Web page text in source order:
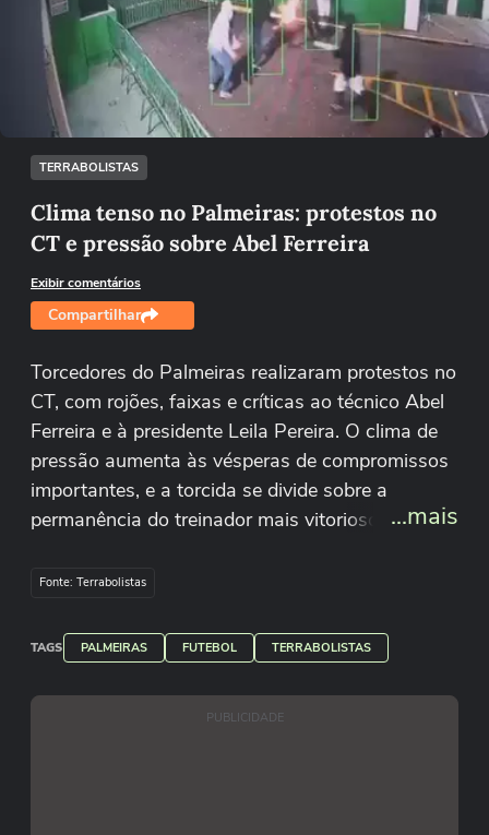
Não foi possível reproduzir o vídeo
Tentar novamente
TERRABOLISTAS
Clima tenso no Palmeiras: protestos no
CT e pressão sobre Abel Ferreira
Exibir comentários
Compartilhar
Torcedores do Palmeiras realizaram protestos no
CT, com rojões, faixas e críticas ao técnico Abel
Ferreira e à presidente Leila Pereira. O clima de
pressão aumenta às vésperas de compromissos
importantes, e a torcida se divide sobre a
permanência do treinador mais vitorioso da...mais
Fonte: Terrabolistas
TAGS PALMEIRAS FUTEBOL TERRABOLISTAS
PUBLICIDADE